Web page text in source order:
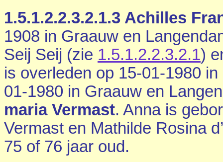
1.5.1.2.2.3.2.1.3 Achilles
1908 in Graauw en
Seij Seij (zie 1.5.1.2.2.3.2.1)
is overleden op 15-01-1980 in
01-1980 in Graauw en
maria Vermast. Anna is
Vermast en Mathilde Rosina
75 of 76 jaar oud.